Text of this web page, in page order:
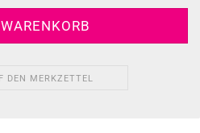
DEN MERKZETTEL